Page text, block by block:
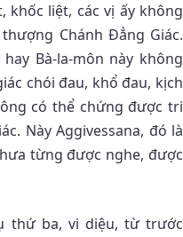
khốc liệt, các vị ấy không
Chánh Ðẳng Giác.
Bà-la-môn này không
chói đau, khổ đau, kịch
có thể chứng được tri
Này Aggivessana, đó là
từng được nghe, được
thứ ba, vi diệu, từ trước